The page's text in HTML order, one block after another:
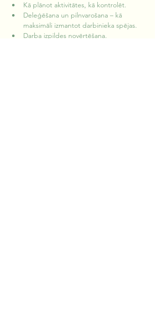
Kā plānot aktivitātes, kā kontrolēt.
Deleģēšana un pilnvarošana – kā
maksimāli izmantot darbinieka spējas.
Darba izpildes novērtēšana.